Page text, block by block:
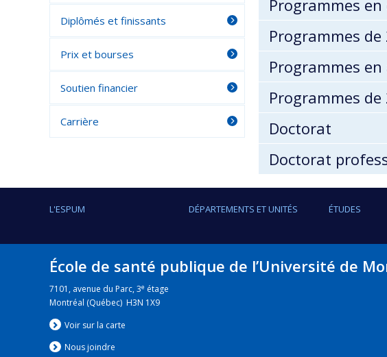
Programmes
Programmes de
Programmes
Programmes de
Doctorat
Doctorat
Diplômés et finissants
Prix et bourses
Soutien financier
Carrière
L'ESPUM DÉPARTEMENTS ET UNITÉS ÉTUDES
École de santé publique de l’Université de
7101, avenue du Parc, 3e étage
Montréal (Québec) H3N 1X9
Voir sur la carte
Nous joindre